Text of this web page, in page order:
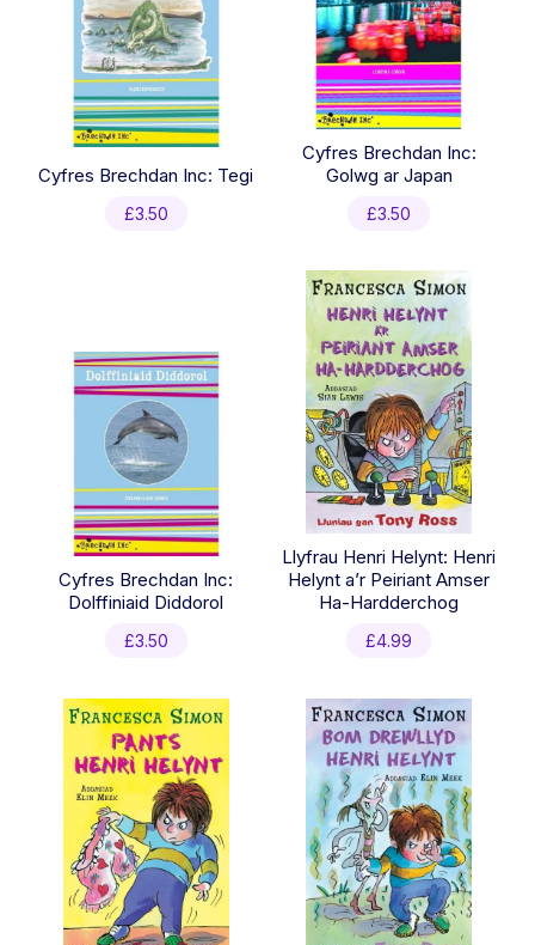
Cyfres Brechdan Inc: Tegi
£3.50
Cyfres Brechdan Inc:
Golwg ar Japan
£3.50
Cyfres Brechdan Inc:
Dolffiniaid Diddorol
£3.50
Llyfrau Henri Helynt: Henri
Helynt a’r Peiriant Amser
Ha-Hardderchog
£4.99